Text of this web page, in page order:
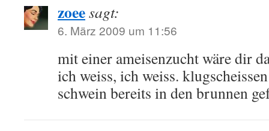
zoeesagt:
6. März 2009 um 11:56
mit einer ameisenzucht wäre dir
ich weiss, ich weiss.
schwein bereits in den brunnen